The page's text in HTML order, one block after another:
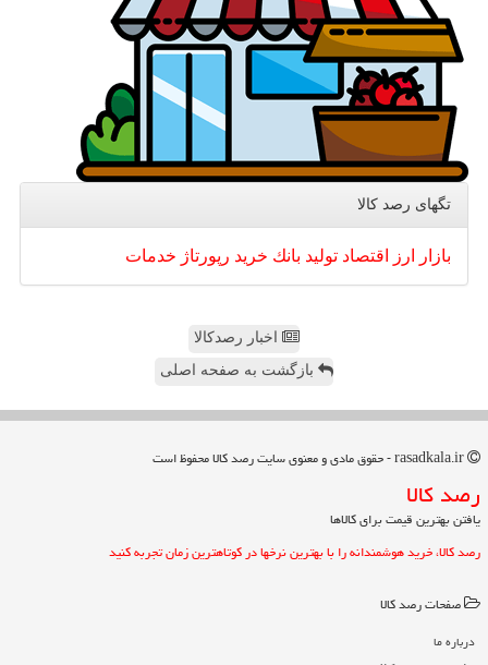
تگهای رصد كالا
بازار ارز اقتصاد تولید بانك خرید رپورتاژ خدمات
اخبار رصدکالا
بازگشت به صفحه اصلی
رصد كالا
یافتن بهترین قیمت برای کالاها
رصد کالا، خرید هوشمندانه را با بهترین نرخها در کوتاهترین زمان تجربه کنید
صفحات رصد كالا
درباره ما